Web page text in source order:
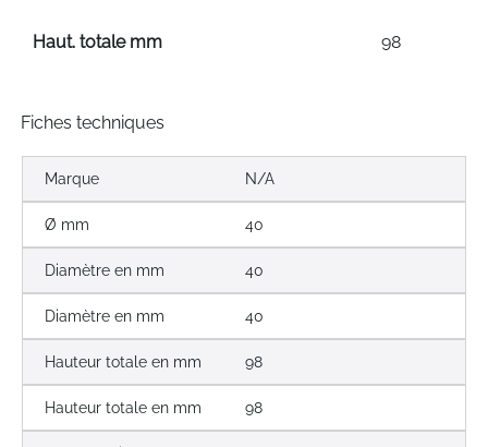
Haut. totale mm 98
Fiches techniques
Marque N/A
Ø mm 40
Diamètre en mm 40
Diamètre en mm 40
Hauteur totale en mm 98
Hauteur totale en mm 98